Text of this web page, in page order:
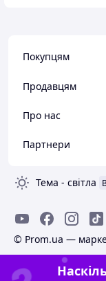
Покупцям
Продавцям
Про нас
Партнери
Тема - світла
© Prom.ua —